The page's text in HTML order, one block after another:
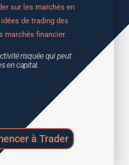
sur les marchés en
de trading des
marchés financier.
risquée qui peut
en capital.
à Trader